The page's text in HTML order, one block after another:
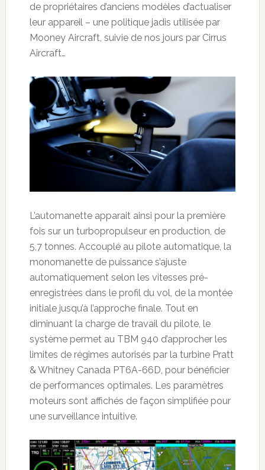
de propriétaires d’anciens modèles d’actualiser
leur appareil – une politique jadis utilisée par
Mooney Aircraft, suivie de nos jours par Cirrus
Aircraft…
L’automanette apparait ainsi pour la première
fois sur un turbopropulseur en production, de
5,7 tonnes. Accouplé au pilote automatique, la
monomanette de puissance s’ajuste
automatiquement selon les vitesses pré-
enregistrées dans le profil du vol, de la montée
initiale jusqu’à l’approche finale. Tout en
diminuant la charge de travail du pilote, le
système permet au TBM 940 d’approcher les
limites de régimes autorisés par la turbine Pratt
& Whitney Canada PT6A-66D, pour bénéficier
de performances optimales. Les paramètres
moteurs sont affichés de façon simplifiée pour
une surveillance intuitive.